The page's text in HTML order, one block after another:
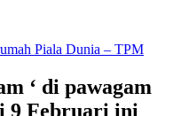
Piala Dunia – TPM
‘ di pawagam
9 Februari ini